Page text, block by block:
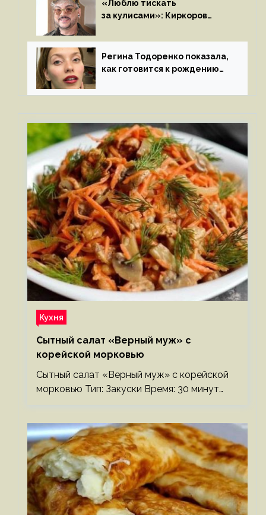
«Люблю тискать
за кулисами»: Киркоров
к молодой особе
Регина Тодоренко показала,
как готовится к рождению
Кухня
Сытный салат «Верный муж» с
корейской морковью
Сытный салат «Верный муж» с корейской
морковью Тип: Закуски Время: 30 минут…